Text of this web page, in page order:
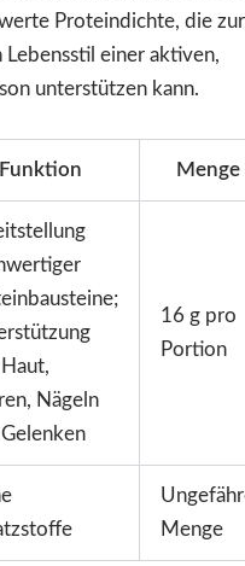
Proteindichte, die zur
einer aktiven,
unterstützen kann.
Funktion Menge
Nägeln
16 g pro
Portion
Menge